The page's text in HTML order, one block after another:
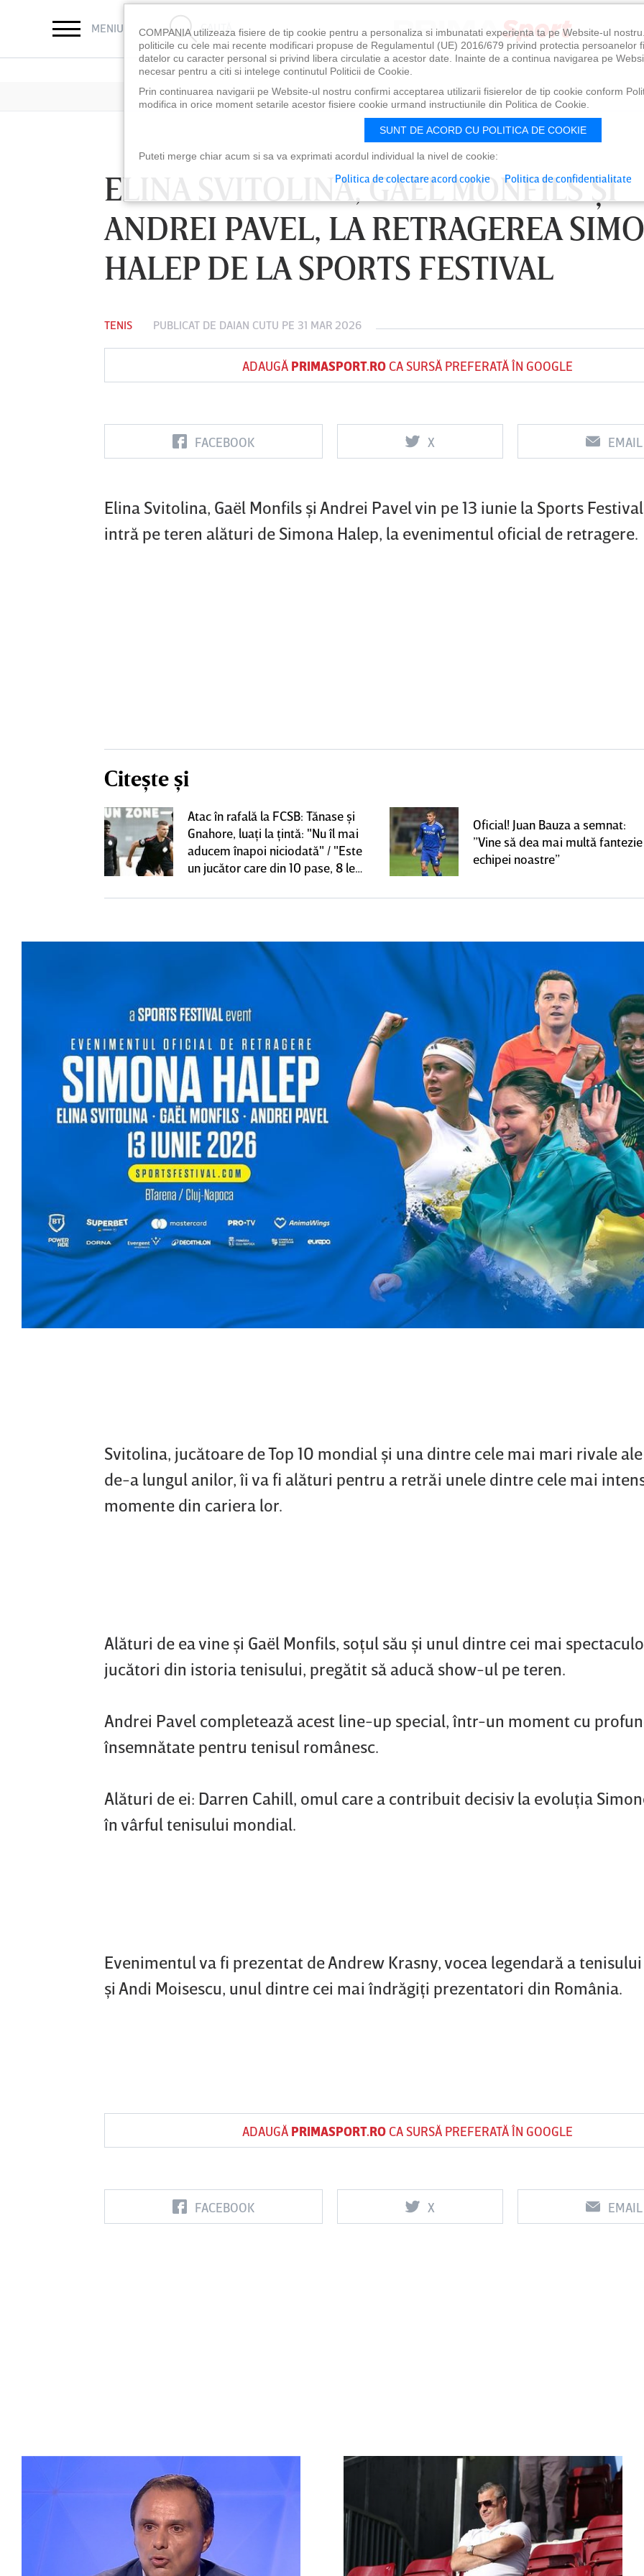
MENIU CAUTĂ
ELINA SVITOLINA, GAEL MONFILS ŞI
ANDREI PAVEL, LA RETRAGEREA
HALEP DE LA SPORTS FESTIVAL
TENIS PUBLICAT DE DAIAN CUTU PE 31 MAR 2026
ADAUGĂ PRIMASPORT.ROCA SURSĂ PREFERATĂ ÎN GOOGLE
FACEBOOK X EMAIL
Elina Svitolina, Gaël Monfils şi Andrei Pavel vin pe 13 iunie la Sports
intră pe teren alături de Simona Halep, la evenimentul oficial de retragere.
Citește și
Atac în rafală la FCSB: Tănase şi
Gnahore, luaţi la ţintă: "Nu îl mai
aducem înapoi niciodată" / "Este
un jucător care din 10 pase, 8 le
Oficial! Juan Bauza a semnat:
”Vine să dea mai multă fantezie
echipei noastre”
Svitolina, jucătoare de Top 10 mondial şi una dintre cele mai mari rivale
de-a lungul anilor, îi va fi alături pentru a retrăi unele dintre cele mai
momente din cariera lor.
Alături de ea vine şi Gaël Monfils, soţul său şi unul dintre cei mai
jucători din istoria tenisului, pregătit să aducă show-ul pe teren.
Andrei Pavel completează acest line-up special, într-un moment cu
însemnătate pentru tenisul românesc.
Alături de ei: Darren Cahill, omul care a contribuit decisiv la evoluţia
în vârful tenisului mondial.
Evenimentul va fi prezentat de Andrew Krasny, vocea legendară a
şi Andi Moisescu, unul dintre cei mai îndrăgiţi prezentatori din România.
ADAUGĂ PRIMASPORT.ROCA SURSĂ PREFERATĂ ÎN GOOGLE
FACEBOOK X EMAIL
Sepsi OSK Sf
Vs
FCSB UTA Arad
Vs
Rapid
Farul
Vs
Csikszereda
COMPANIA utilizeaza fisiere de tip cookie pentru a personaliza si imbunatati experienta ta pe Website-ul
politicile cu cele mai recente modificari propuse de Regulamentul (UE) 2016/679 privind protectia persoanelor
datelor cu caracter personal si privind libera circulatie a acestor date. Inainte de a continua navigarea pe
necesar pentru a citi si intelege continutul Politicii de Cookie.
Prin continuarea navigarii pe Website-ul nostru confirmi acceptarea utilizarii fisierelor de tip cookie conform
modifica in orice moment setarile acestor fisiere cookie urmand instructiunile din Politica de Cookie.
SUNT DE ACORD CU POLITICA DE COOKIE
Puteti merge chiar acum si sa va exprimati acordul individual la nivel de cookie:
Politica de colectare acord cookie Politica de confidentialitate